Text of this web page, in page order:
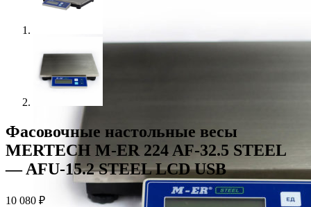
Фасовочные настольные весы
MERTECH M-ER 224 AF-32.5 STEEL
— AFU-15.2 STEEL LCD USB
10 080 ₽